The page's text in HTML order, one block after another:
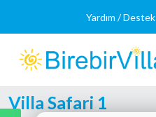
Yardım / Destek
Villa Safari 1